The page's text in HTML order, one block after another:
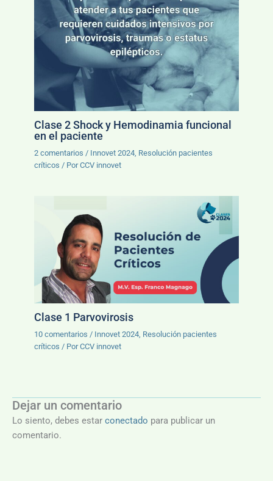
Clase 2 Shock y Hemodinamia funcional
en el paciente
2 comentarios / Innovet 2024, Resolución pacientes
críticos / PorCCV innovet
Clase 1 Parvovirosis
10 comentarios / Innovet 2024, Resolución pacientes
críticos / PorCCV innovet
Dejar un comentario
Lo siento, debes estar conectado para publicar un
comentario.